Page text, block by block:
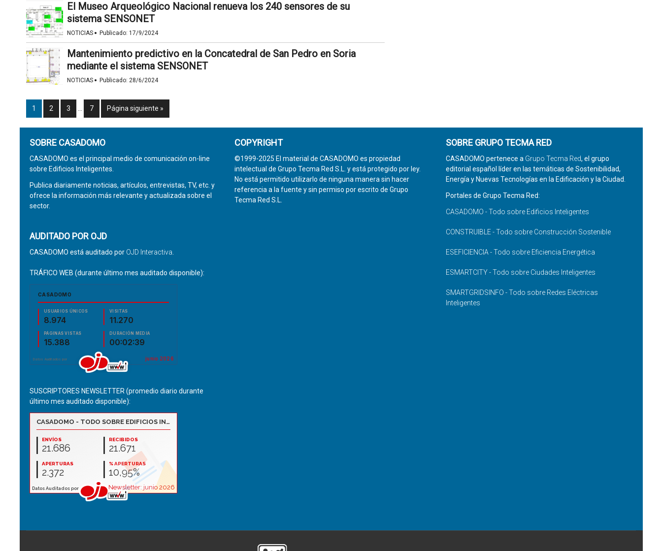
El Museo Arqueológico Nacional renueva los 240 sensores de su
sistema SENSONET
NOTICIAS · Publicado: 17/9/2024
Mantenimiento predictivo en la Concatedral de San Pedro en Soria
mediante el sistema SENSONET
NOTICIAS · Publicado: 28/6/2024
1 2 3 7 Página siguiente »
SOBRE CASADOMO
CASADOMO es el principal medio de comunicación on-line
sobre Edificios Inteligentes.
Publica diariamente noticias, artículos, entrevistas, TV, etc. y
ofrece la información más relevante y actualizada sobre el
sector.
AUDITADO POR OJD
CASADOMO está auditado por OJD Interactiva
TRÁFICO WEB (durante último mes auditado disponible):
SUSCRIPTORES NEWSLETTER (promedio diario durante
último mes auditado disponible):
COPYRIGHT
©1999-2025 El material de CASADOMO es propiedad
intelectual de Grupo Tecma Red S.L. y está protegido por ley.
No está permitido utilizarlo de ninguna manera sin hacer
referencia a la fuente y sin permiso por escrito de Grupo
Tecma Red S.L.
SOBRE GRUPO TECMA RED
CASADOMO pertenece a Grupo Tecma Red, el grupo
editorial español líder en las temáticas de Sostenibilidad,
Energía y Nuevas Tecnologías en la Edificación y la Ciudad.
Portales de Grupo Tecma Red:
CASADOMO - Todo sobre Edificios Inteligentes
CONSTRUIBLE - Todo sobre Construcción Sostenible
ESEFICIENCIA - Todo sobre Eficiencia Energética
ESMARTCITY - Todo sobre Ciudades Inteligentes
SMARTGRIDSINFO - Todo sobre Redes Eléctricas
Inteligentes